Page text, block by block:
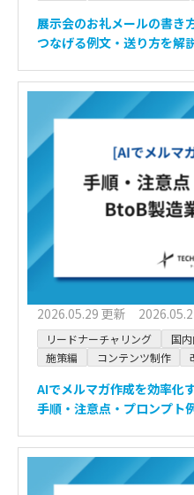
展示会のお礼メールの書き
つなげる例文・送り方を解
2026.05.29 更新
リードナーチャリング
国
施策編
コンテンツ制作
AIでメルマガ作成を効率化
手順・注意点・プロンプト